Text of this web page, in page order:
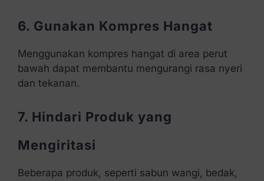
6. Gunakan Kompres Hangat
Menggunakan kompres hangat di area perut
bawah dapat membantu mengurangi rasa nyeri
dan tekanan.
7. Hindari Produk yang
Mengiritasi
Beberapa produk, seperti sabun wangi, bedak,